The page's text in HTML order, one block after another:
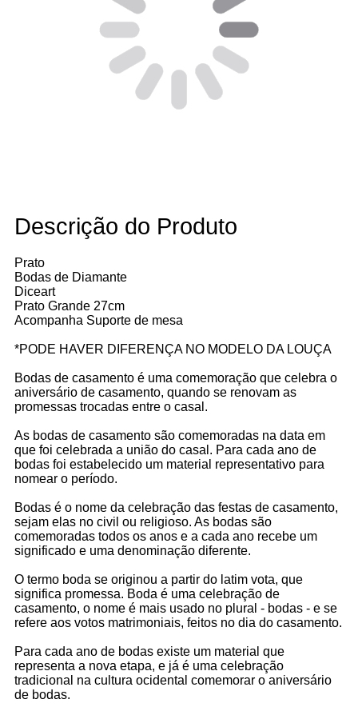
Descrição do Produto
Prato
Bodas de Diamante
Diceart
Prato Grande 27cm
Acompanha Suporte de mesa
*PODE HAVER DIFERENÇA NO MODELO DA LOUÇA
Bodas de casamento é uma comemoração que celebra o
aniversário de casamento, quando se renovam as
promessas trocadas entre o casal.
As bodas de casamento são comemoradas na data em
que foi celebrada a união do casal. Para cada ano de
bodas foi estabelecido um material representativo para
nomear o período.
Bodas é o nome da celebração das festas de casamento,
sejam elas no civil ou religioso. As bodas são
comemoradas todos os anos e a cada ano recebe um
significado e uma denominação diferente.
O termo boda se originou a partir do latim vota, que
significa promessa. Boda é uma celebração de
casamento, o nome é mais usado no plural - bodas - e se
refere aos votos matrimoniais, feitos no dia do casamento.
Para cada ano de bodas existe um material que
representa a nova etapa, e já é uma celebração
tradicional na cultura ocidental comemorar o aniversário
de bodas.